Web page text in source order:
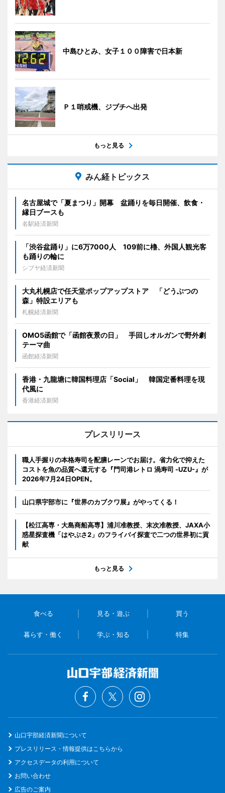
中島ひとみ、女子１００障害で日本新
Ｐ１哨戒機、ジブチへ出発
もっと見る
みん経トピックス
名古屋城で「夏まつり」開幕 盆踊りを毎日開催、飲食・
縁日ブースも
名駅経済新聞
「渋谷盆踊り」に6万7000人 109前に櫓、外国人観光客
も踊りの輪に
シブヤ経済新聞
大丸札幌店で任天堂ポップアップストア 「どうぶつの
森」特設エリアも
札幌経済新聞
OMO5函館で「函館夜景の日」 手回しオルガンで野外劇
テーマ曲
函館経済新聞
香港・九龍塘に韓国料理店「Social」 韓国定番料理を現
代風に
香港経済新聞
プレスリリース
職人手握りの本格寿司を配膳レーンでお届け。省力化で抑えた
コストを魚の品質へ還元する『門司港レトロ 渦寿司 -UZU-』が
2026年7月24日OPEN。
山口県宇部市に『世界のカブクワ展』がやってくる！
【松江高専・大島商船高専】浦川准教授、末次准教授、JAXA小
惑星探査機「はやぶさ2」のフライバイ探査で二つの世界初に貢
献
もっと見る
食べる 見る・遊ぶ 買う
暮らす・働く 学ぶ・知る 特集
山口宇部経済新聞について
プレスリリース・情報提供はこちらから
アクセスデータの利用について
お問い合わせ
広告のご案内